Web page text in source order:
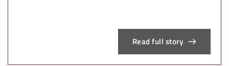
Read full story